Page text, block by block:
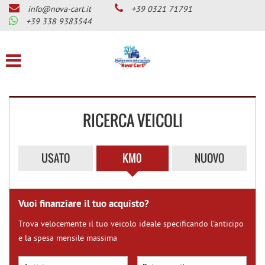
CHI SIAMO
LISTA VEICOLI
OFFICINA MAGNETI MARELLI
CENTRO BENZINA-GPL E
DIESEL-GPL
CENTRO GUIDOSIMPLEX PER
DISABILITA’
GANCI DI TRAINO
info@nova-cart.it
+39 0321 71791
+39 338 9383544
RICERCA VEICOLI
USATO KM0 NUOVO
Vuoi finanziare il tuo acquisto?
Trova velocemente il tuo veicolo ideale specificando l'anticipo
e la spesa mensile massima
Le
di
consenso
esprimere
preferenze
di
consenso
alle
tecnologie
di